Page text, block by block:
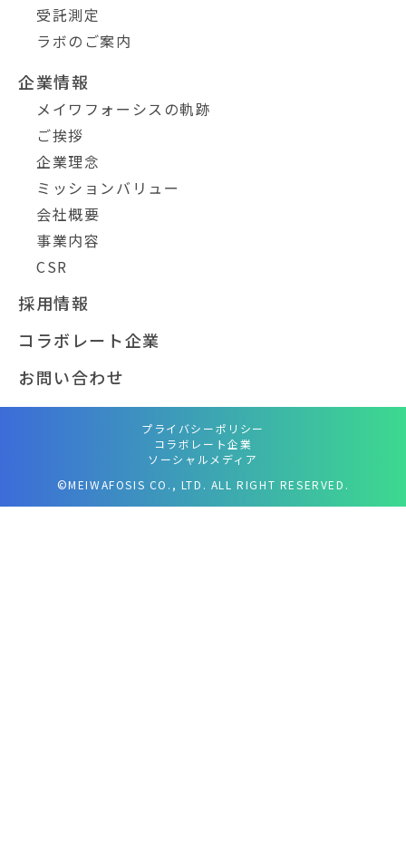
受託測定
ラボのご案内
企業情報
メイワフォーシスの軌跡
ご挨拶
企業理念
ミッションバリュー
会社概要
事業内容
CSR
採用情報
コラボレート企業
お問い合わせ
プライバシーポリシー
コラボレート企業
ソーシャルメディア
©MEIWAFOSIS CO., LTD. ALL RIGHT RESERVED.